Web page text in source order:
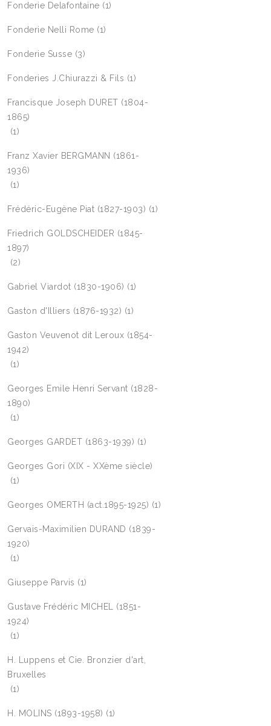
Fonderie Delafontaine (1)
Fonderie Nelli Rome (1)
Fonderie Susse (3)
Fonderies J.Chiurazzi & Fils (1)
Francisque Joseph DURET (1804-
1865)
(1)
Franz Xavier BERGMANN (1861-
1936)
(1)
Frédéric-Eugène Piat (1827-1903) (1)
Friedrich GOLDSCHEIDER (1845-
1897)
(2)
Gabriel Viardot (1830-1906) (1)
Gaston d'Illiers (1876-1932) (1)
Gaston Veuvenot dit Leroux (1854-
1942)
(1)
Georges Emile Henri Servant (1828-
1890)
(1)
Georges GARDET (1863-1939) (1)
Georges Gori (XIX - XXème siècle)
(1)
Georges OMERTH (act.1895-1925) (1)
Gervais-Maximilien DURAND (1839-
1920)
(1)
Giuseppe Parvis (1)
Gustave Frédéric MICHEL (1851-
1924)
(1)
H. Luppens et Cie. Bronzier d'art,
Bruxelles
(1)
H. MOLINS (1893-1958) (1)